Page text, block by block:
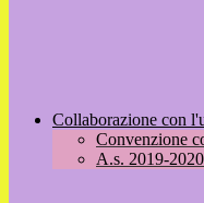
Collaborazione con
Convenzione
A.s. 2019-2020